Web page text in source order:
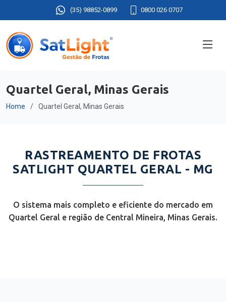
(35) 98852-0899 0800 026 0707
Quartel Geral, Minas Gerais
Home Quartel Geral, Minas Gerais
RASTREAMENTO DE FROTAS
SATLIGHT QUARTEL GERAL - MG
O sistema mais completo e eficiente do mercado em
Quartel Geral e região de Central Mineira, Minas Gerais.